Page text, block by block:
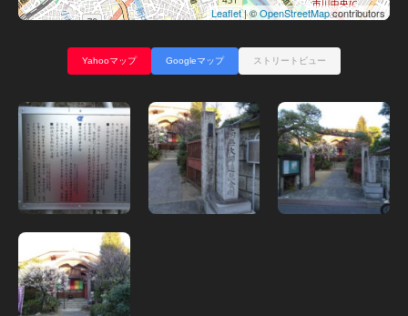
Leaflet| ©OpenStreetMapcontributors
Yahooマップ Googleマップ ストリートビュー